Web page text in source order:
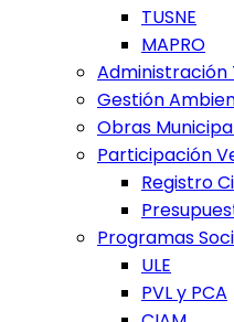
TUSNE
MAPRO
Administración
Gestión
Obras
Participación
Registro
Programas
ULE
PVL y PCA